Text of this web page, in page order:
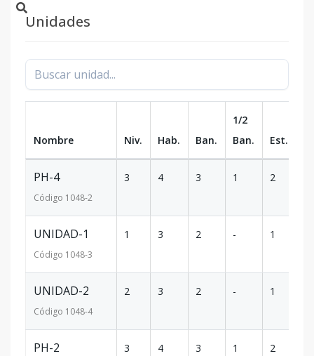
Unidades
Nombre Niv. Hab. Ban.
1/2
Ban.
Est.
PH-4
Código 1048-2
3 4 3 1 2
UNIDAD-1
Código 1048-3
1 3 2 - 1
UNIDAD-2
Código 1048-4
2 3 2 - 1
PH-2 3 4 3 1 2